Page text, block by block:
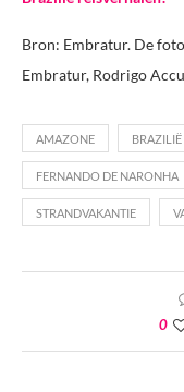
Bron: Embratur. De
Embratur, Rodrigo
AMAZONE BRAZILIË
FERNANDO DE NARONHA
STRANDVAKANTIE
0